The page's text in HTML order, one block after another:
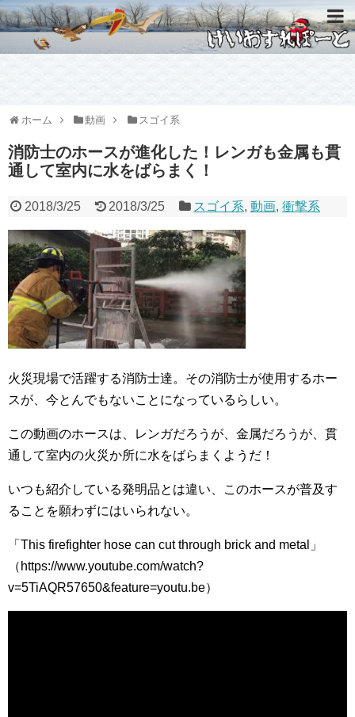
ホーム 動画 スゴイ系
消防士のホースが進化した！レンガも金属も貫
通して室内に水をばらまく！
2018/3/25 2018/3/25 スゴイ系,動画,衝撃系
火災現場で活躍する消防士達。その消防士が使用するホー
スが、今とんでもないことになっているらしい。
この動画のホースは、レンガだろうが、金属だろうが、貫
通して室内の火災か所に水をばらまくようだ！
いつも紹介している発明品とは違い、このホースが普及す
ることを願わずにはいられない。
「This firefighter hose can cut through brick and metal」
（https://www.youtube.com/watch?
v=5TiAQR57650&feature=youtu.be）